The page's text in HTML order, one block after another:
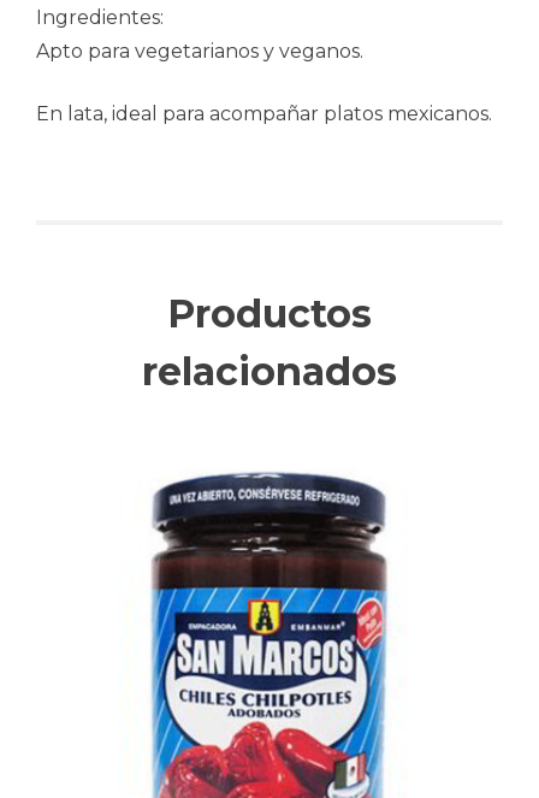
Ingredientes:
Apto para vegetarianos y veganos.
En lata, ideal para acompañar platos mexicanos.
Productos
relacionados